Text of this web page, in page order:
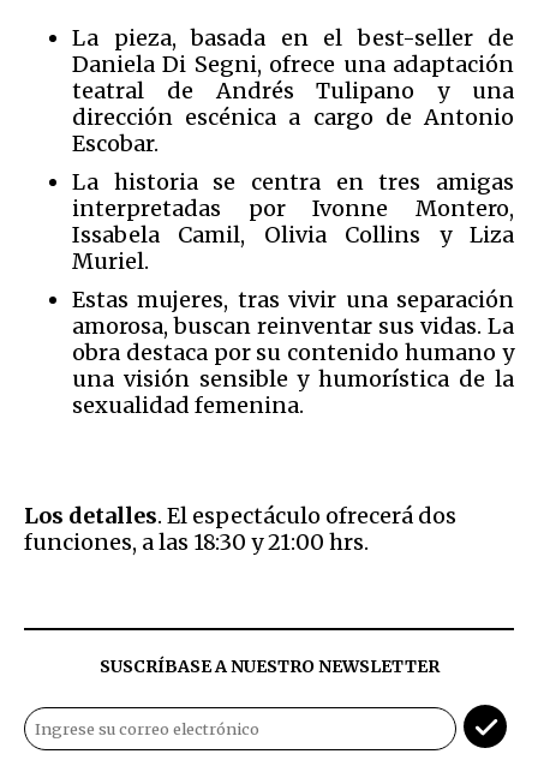
La pieza, basada en el best-seller de
Daniela Di Segni, ofrece una adaptación
teatral de Andrés Tulipano y una
dirección escénica a cargo de Antonio
Escobar.
La historia se centra en tres amigas
interpretadas por Ivonne Montero,
Issabela Camil, Olivia Collins y Liza
Muriel.
Estas mujeres, tras vivir una separación
amorosa, buscan reinventar sus vidas. La
obra destaca por su contenido humano y
una visión sensible y humorística de la
sexualidad femenina.
Los detalles. El espectáculo ofrecerá dos
funciones, a las 18:30 y 21:00 hrs.
SUSCRÍBASE A NUESTRO NEWSLETTER